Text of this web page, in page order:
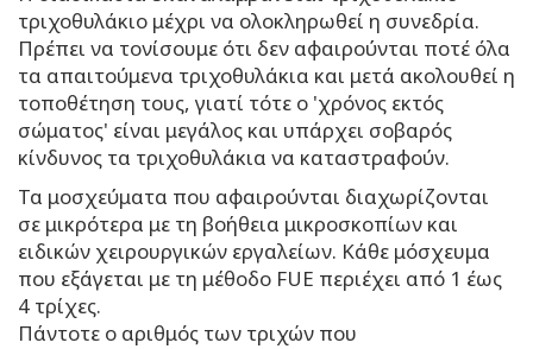
τριχοθυλάκιο μέχρι να ολοκληρωθεί η συνεδρία.
Πρέπει να τονίσουμε ότι δεν αφαιρούνται ποτέ όλα
τα απαιτούμενα τριχοθυλάκια και μετά ακολουθεί η
τοποθέτηση τους, γιατί τότε ο 'χρόνος εκτός
σώματος' είναι μεγάλος και υπάρχει σοβαρός
κίνδυνος τα τριχοθυλάκια να καταστραφούν.
Τα μοσχεύματα που αφαιρούνται διαχωρίζονται
σε μικρότερα με τη βοήθεια μικροσκοπίων και
ειδικών χειρουργικών εργαλείων. Κάθε μόσχευμα
που εξάγεται με τη μέθοδο FUE περιέχει από 1 έως
4 τρίχες.
Πάντοτε ο αριθμός των τριχών που